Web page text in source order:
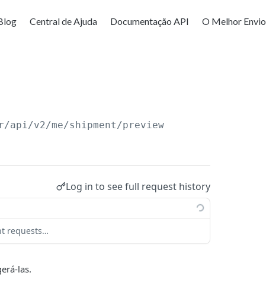
Central de Ajuda Documentação API O Melhor Envio
/api/v2/me/shipment/preview
Log in to see full request history
requests…
las.